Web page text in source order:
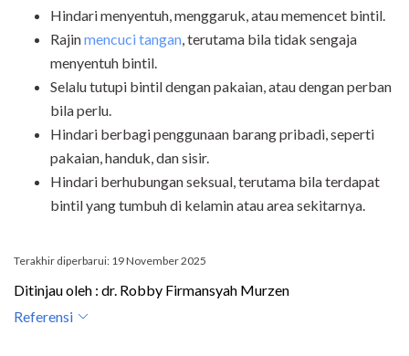
Hindari menyentuh, menggaruk, atau memencet bintil.
Rajinmencuci tangan, terutama bila tidak sengaja
menyentuh bintil.
Selalu tutupi bintil dengan pakaian, atau dengan perban
bila perlu.
Hindari berbagi penggunaan barang pribadi, seperti
pakaian, handuk, dan sisir.
Hindari berhubungan seksual, terutama bila terdapat
bintil yang tumbuh di kelamin atau area sekitarnya.
Terakhir diperbarui: 19 November 2025